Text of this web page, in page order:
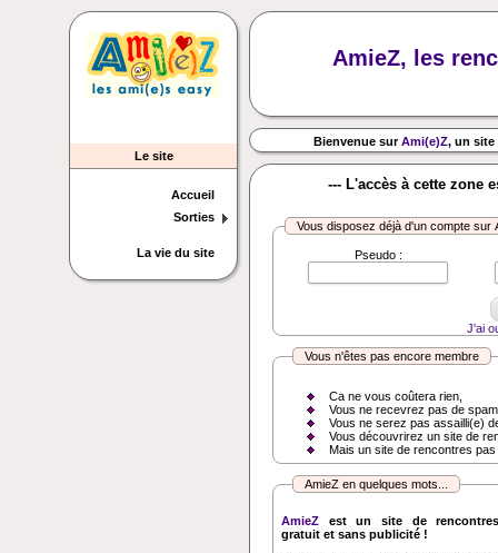
Le site
Accueil
Sorties
La vie du site
AmieZ, les
Bienvenue surAmi(e)Z, un site
--- L'accès à cette zone
Vous disposez déjà d'un compte sur
Pseudo :
J'ai
Vous n'êtes pas encore membre
Ca ne vous coûtera rien,
Vous ne recevrez pas de
Vous ne serez pas assailli(e)
Vous découvrirez un site de
Mais un site de rencontres
AmieZ en quelques mots...
AmieZ est un site de
gratuit et sans publicité !